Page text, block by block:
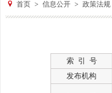
首页 > 信息公开 > 政策法规
索 引 号
发布机构